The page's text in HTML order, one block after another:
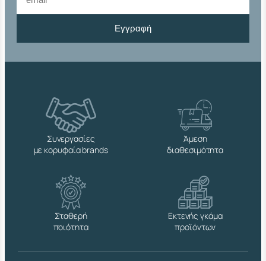
Σ
Π
Ρ
Χ
Δ
Μ
Εγγραφή
Συνεργασίες
με κορυφαία brands
Άμεση
διαθεσιμότητα
Σταθερή
ποιότητα
Εκτενής γκάμα
προϊόντων